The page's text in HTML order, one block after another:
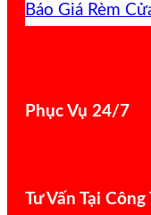
Báo Giá Rèm
Phục Vụ 24/7
Tư Vấn Tại Công